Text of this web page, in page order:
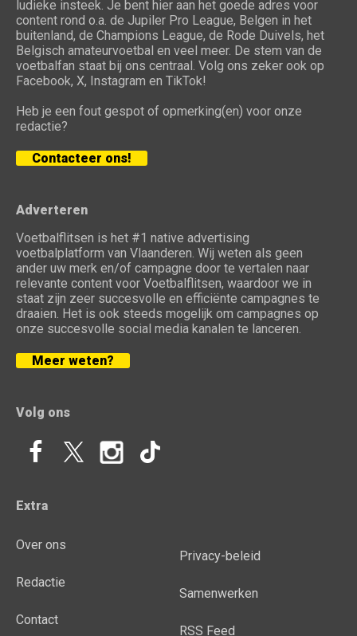
ludieke insteek. Je bent hier aan het goede adres voor
content rond o.a. de Jupiler Pro League, Belgen in het
buitenland, de Champions League, de Rode Duivels, het
Belgisch amateurvoetbal en veel meer. De stem van de
voetbalfan staat bij ons centraal. Volg ons zeker ook op
Facebook, X, Instagram en TikTok!
Heb je een fout gespot of opmerking(en) voor onze
redactie?
Contacteer ons!
Adverteren
Voetbalflitsen is het #1 native advertising
voetbalplatform van Vlaanderen. Wij weten als geen
ander uw merk en/of campagne door te vertalen naar
relevante content voor Voetbalflitsen, waardoor we in
staat zijn zeer succesvolle en efficiënte campagnes te
draaien. Het is ook steeds mogelijk om campagnes op
onze succesvolle social media kanalen te lanceren.
Meer weten?
Volg ons
Extra
Over ons
Redactie
Contact
Privacy-beleid
Samenwerken
RSS Feed